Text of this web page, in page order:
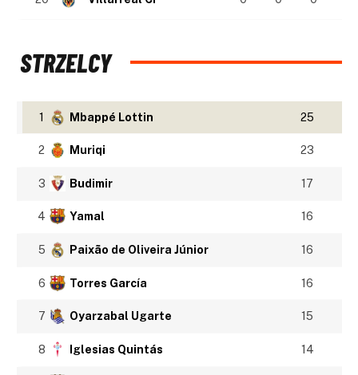
STRZELCY
1 Mbappé Lottin 25
2 Muriqi 23
3 Budimir 17
4 Yamal 16
5 Paixão de Oliveira Júnior 16
6 Torres García 16
7 Oyarzabal Ugarte 15
8 Iglesias Quintás 14